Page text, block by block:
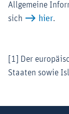
Allgemeine
sich
hier.
[1] Der
Staaten sowie